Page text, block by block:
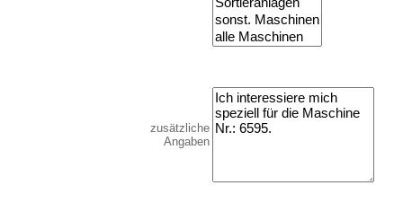
zusätzliche
Angaben